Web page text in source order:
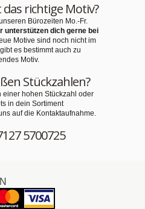
richtige Motiv?
Bürozeiten Mo.-Fr.
unterstützen dich gerne bei
Motive sind noch nicht im
es bestimmt auch zu
Motiv.
Stückzahlen?
einer hohen Stückzahl oder
in dein Sortiment
auf die Kontaktaufnahme.
5700725